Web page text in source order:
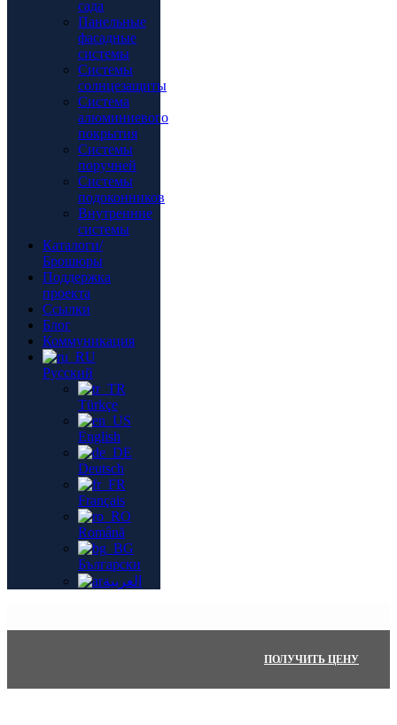
сада
Панельные
фасадные
системы
Системы
солнцезащиты
Система
алюминиевого
покрытия
Системы
поручней
Системы
подоконников
Внутренние
системы
Каталоги/
Брошюры
Поддержка
проекта
Ссылки
Блог
Коммуникация
Русский
Türkçe
English
Deutsch
Français
Română
Български
العربية
ПОЛУЧИТЬ ЦЕНУ